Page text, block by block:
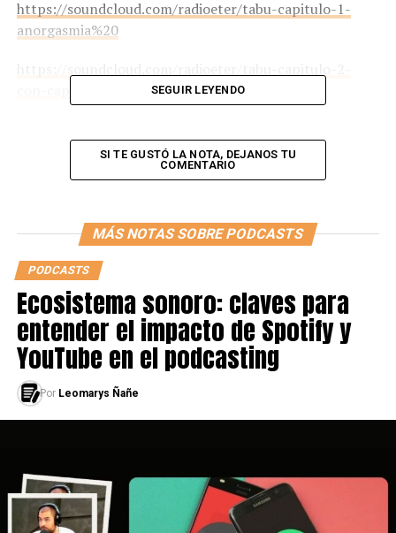
https://soundcloud.com/radioeter/tabu-capitulo-1-
anorgasmia%20
con-capuchon-no-hay-ereccion
doctora-soy-portador
https://soundcloud.com/radioeter/tabu-capitulo-5-el-
despertar
https://soundcloud.com/radioeter/tabu-capitulo-6-le-
sucede-a-los-mejores
LEÉ TAMBIÉN
HISTORIAS CAMBIADAS
SEGUIR LEYENDO
SI TE GUSTÓ LA NOTA, DEJANOS TU
COMENTARIO
MÁS NOTAS SOBRE PODCASTS
PODCASTS
Ecosistema sonoro: claves para
entender el impacto de Spotify y
YouTube en el podcasting
Por Leomarys Ñañe